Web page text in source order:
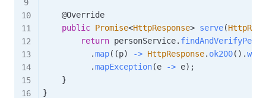
@Override
public Promise<HttpResponse> serve(
return personService.
.map( (p) -> HttpResponse. ok200( ) .
.mapException(e -> e) ;
}
}